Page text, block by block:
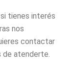
tienes interés
nos
contactar
de atenderte.